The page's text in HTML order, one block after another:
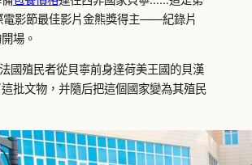
電影節最佳影片金熊獎得主——紀錄片
場。
國殖民者從貝寧前身達荷美王國的貝漢
批文物，并隨后把這個國家變為其殖民